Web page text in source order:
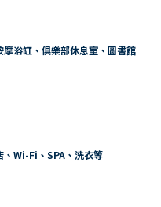
浴缸、俱樂部休息室、圖書館
、Wi-Fi、SPA、洗衣等